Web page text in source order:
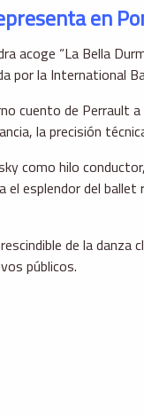
en
acoge “La Bella
por la International
cuento de Perrault
la precisión
como hilo
el esplendor del
de la danza
públicos.